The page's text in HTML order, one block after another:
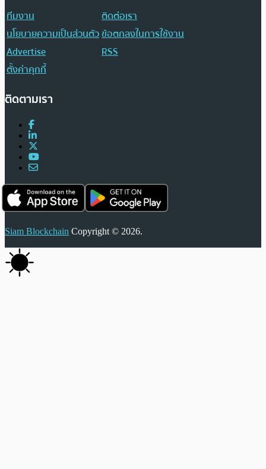
ทีมงาน
ติดต่อเรา
นโยบายความเป็นส่วนตัวข้อตกลงในการใช้งาน
Advertise
RSS
ตั้งค่าคุกกี้
ติดตามเรา
Siam Blockchain Copyright © 2026.